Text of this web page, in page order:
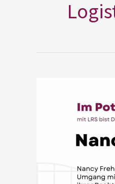
Oktopulli